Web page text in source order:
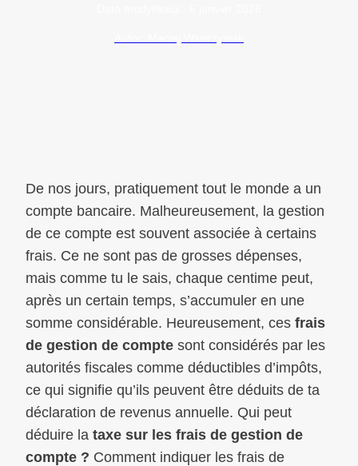
De nos jours, pratiquement tout le monde a un
compte bancaire. Malheureusement, la gestion
de ce compte est souvent associée à certains
frais. Ce ne sont pas de grosses dépenses,
mais comme tu le sais, chaque centime peut,
après un certain temps, s’accumuler en une
somme considérable. Heureusement, ces frais
de gestion de compte sont considérés par les
autorités fiscales comme déductibles d’impôts,
ce qui signifie qu’ils peuvent être déduits de ta
déclaration de revenus annuelle. Qui peut
déduire la taxe sur les frais de gestion de
compte ? Comment indiquer les frais de